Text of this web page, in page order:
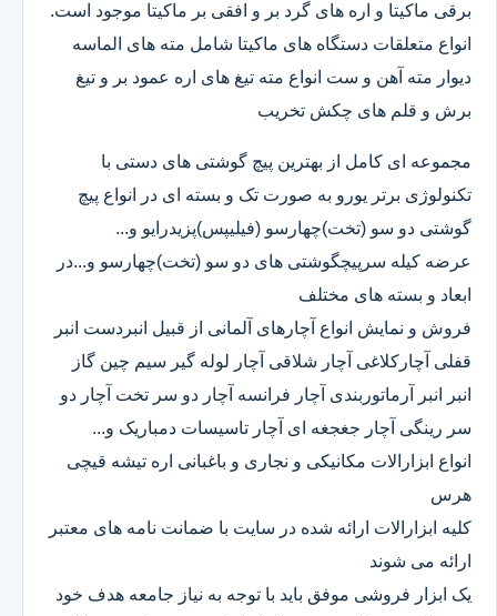
برقی ماکیتا و اره های گرد بر و افقی بر ماکیتا موجود است.
انواع متعلقات دستگاه های ماکیتا شامل مته های الماسه
دیوار مته آهن و ست انواع مته تیغ های اره عمود بر و تیغ
برش و قلم های چکش تخریب
مجموعه ای کامل از بهترین پیچ گوشتی های دستی با
تکنولوژی برتر یورو به صورت تک و بسته ای در انواع پیچ
گوشتی دو سو (تخت)چهارسو (فیلیپس)پزیدرایو و...
عرضه کیله سرپیچگوشتی های دو سو (تخت)چهارسو و...در
ابعاد و بسته های مختلف
فروش و نمایش انواع آچارهای آلمانی از قبیل انبردست انبر
قفلی آچارکلاغی آچار شلاقی آچار لوله گیر سیم چین گاز
انبر انبر آرماتوربندی آچار فرانسه آچار دو سر تخت آچار دو
سر رینگی آچار جغجغه ای آچار تاسیسات دمباریک و...
انواع ابزارالات مکانیکی و نجاری و باغبانی اره تیشه قیچی
هرس
کلیه ابزارالات ارائه شده در سایت با ضمانت نامه های معتبر
ارائه می شوند
یک ابزار فروشی موفق باید با توجه به نیاز جامعه هدف خود